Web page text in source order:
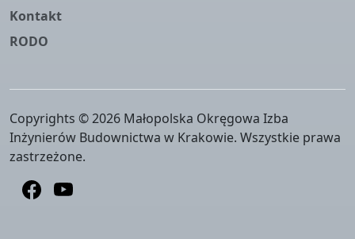
Kontakt
RODO
Copyrights © 2026 Małopolska Okręgowa Izba
Inżynierów Budownictwa w Krakowie. Wszystkie prawa
zastrzeżone.